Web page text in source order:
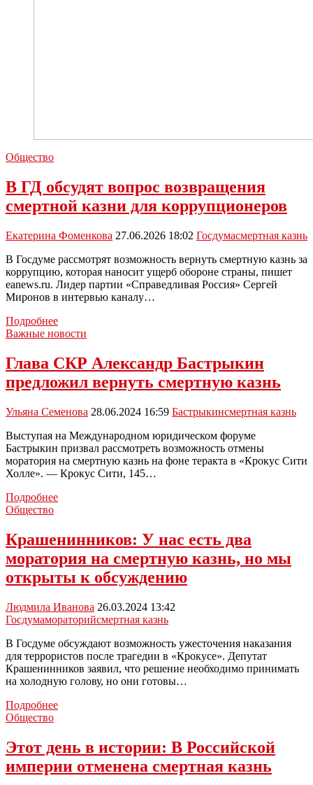
Общество
В ГД обсудят вопрос возвращения
смертной казни для коррупционеров
Екатерина Фоменкова 27.06.2026 18:02 Госдумасмертная казнь
В Госдуме рассмотрят возможность вернуть смертную казнь за
коррупцию, которая наносит ущерб обороне страны, пишет
еanews.ru. Лидер партии «Справедливая Россия» Сергей
Миронов в интервью каналу…
ПодробнееВ
ГД
вопрос
возвращения
смертной
для
коррупционеров
Важные новости
Глава СКР Александр Бастрыкин
предложил вернуть смертную казнь
Ульяна Семенова 28.06.2024 16:59 Бастрыкинсмертная казнь
Выступая на Международном юридическом форуме
Бастрыкин призвал рассмотреть возможность отмены
моратория на смертную казнь на фоне теракта в «Крокус Сити
Холле». — Крокус Сити, 145…
ПодробнееГлава
предложил
вернуть
смертную
казнь
Общество
Крашенинников: У нас есть два
моратория на смертную казнь, но мы
открыты к обсуждению
Людмила Иванова 26.03.2024 13:42
Госдумамораторийсмертная казнь
В Госдуме обсуждают возможность ужесточения наказания
для террористов после трагедии в «Крокусе». Депутат
Крашенинников заявил, что решение необходимо принимать
на холодную голову, но они готовы…
ПодробнееКрашенинников:
два
моратория
Общество
Этот день в истории: В Российской
империи отменена смертная казнь